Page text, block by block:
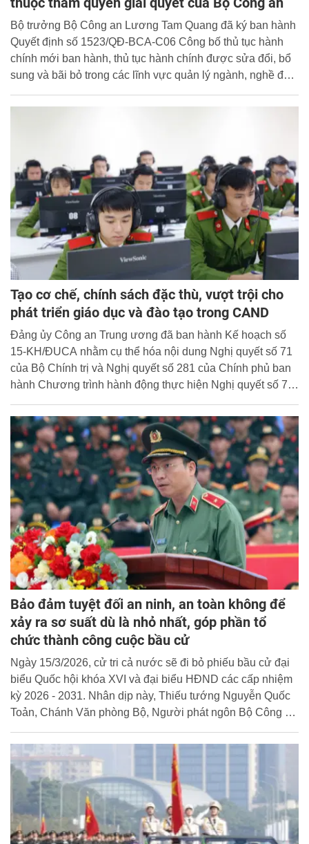
Bộ trưởng Bộ Công an Lương Tam Quang đã ký ban hành
Quyết định số 1523/QĐ-BCA-C06 Công bố thủ tục hành
chính mới ban hành, thủ tục hành chính được sửa đổi, bổ
sung và bãi bỏ trong các lĩnh vực quản lý ngành, nghề đầu
dấu; quản lý, sử dụng pháo; quản lý cư trú; quản lý căn
Tạo cơ chế, chính sách đặc thù, vượt trội cho
phát triển giáo dục và đào tạo trong CAND
Đảng ủy Công an Trung ương đã ban hành Kế hoạch số
15-KH/ĐUCA nhằm cụ thể hóa nội dung Nghị quyết số 71
của Bộ Chính trị và Nghị quyết số 281 của Chính phủ ban
hành Chương trình hành động thực hiện Nghị quyết số 71
và đào tạo của lực lượng Công an nhân dân (CAND).
Bảo đảm tuyệt đối an ninh, an toàn không để
xảy ra sơ suất dù là nhỏ nhất, góp phần tổ
chức thành công cuộc bầu cử
Ngày 15/3/2026, cử tri cả nước sẽ đi bỏ phiếu bầu cử đại
biểu Quốc hội khóa XVI và đại biểu HĐND các cấp nhiệm
kỳ 2026 - 2031. Nhân dịp này, Thiếu tướng Nguyễn Quốc
Toản, Chánh Văn phòng Bộ, Người phát ngôn Bộ Công an
triển khai nhiệm vụ đảm bảo môi trường an ninh, an toàn,
bảo đảm tốt quyền bầu cử của công dân; khai thác hiệu
quả Cơ sở dữ liệu quốc gia về dân cư và ứng dụng VNeID
phục vụ bầu cử.